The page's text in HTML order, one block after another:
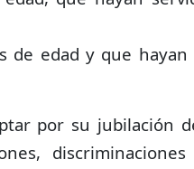
edad y que
por su jubilación